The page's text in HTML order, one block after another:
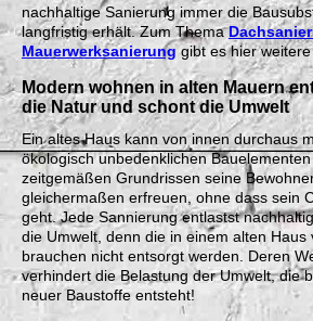
nachhaltige Sanierung immer die
langfristig erhält. Zum Thema
Mauerwerksanierung gibt es hier
Modern wohnen in alten Mauern
die Natur und schont die Umwelt
Ein altes Haus kann von innen durchaus
ökologisch unbedenklichen
zeitgemäßen Grundrissen seine
gleichermaßen erfreuen, ohne dass sein
geht. Jede Sannierung entlastst
die Umwelt, denn die in einem alten Haus
brauchen nicht entsorgt werden. Deren
verhindert die Belastung der Umwelt, die
neuer Baustoffe entsteht!